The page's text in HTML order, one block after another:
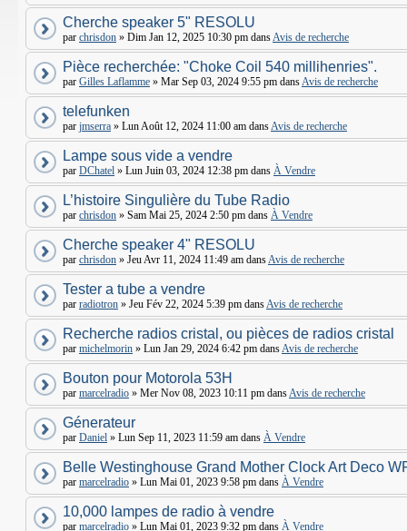
Cherche speaker 5" RESOLU
par chrisdon » Dim Jan 12, 2025 10:30 pm dansAvis de recherche
Pièce recherchée: "Choke Coil 540 millihenries".
par Gilles Laflamme » Mar Sep 03, 2024 9:55 pm dansAvis de recherche
telefunken
par jmserra » Lun Août 12, 2024 11:00 am dansAvis de recherche
Lampe sous vide a vendre
par DChatel » Lun Juin 03, 2024 12:38 pm dans À Vendre
L’histoire Singulière du Tube Radio
par chrisdon » Sam Mai 25, 2024 2:50 pm dans À Vendre
Cherche speaker 4" RESOLU
par chrisdon » Jeu Avr 11, 2024 11:49 am dansAvis de recherche
Tester a tube a vendre
par radiotron » Jeu Fév 22, 2024 5:39 pm dansAvis de recherche
Recherche radios cristal, ou pièces de radios cristal
par michelmorin » Lun Jan 29, 2024 6:42 pm dansAvis de recherche
Bouton pour Motorola 53H
par marcelradio » Mer Nov 08, 2023 10:11 pm dansAvis de recherche
Génerateur
par Daniel » Lun Sep 11, 2023 11:59 am dans À Vendre
Belle Westinghouse Grand Mother Clock Art Deco
par marcelradio » Lun Mai 01, 2023 9:58 pm dans À Vendre
10,000 lampes de radio à vendre
par marcelradio » Lun Mai 01, 2023 9:32 pm dans À Vendre